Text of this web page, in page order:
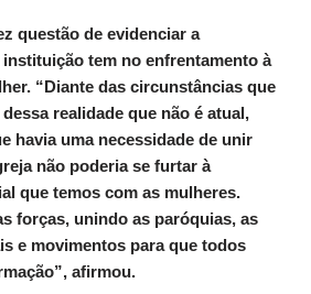
questão de evidenciar a
tem no enfrentamento à
“Diante das circunstâncias que
realidade que não é atual,
havia uma necessidade de unir
não poderia se furtar à
que temos com as mulheres.
forças, unindo as paróquias, as
e movimentos para que todos
afirmou.